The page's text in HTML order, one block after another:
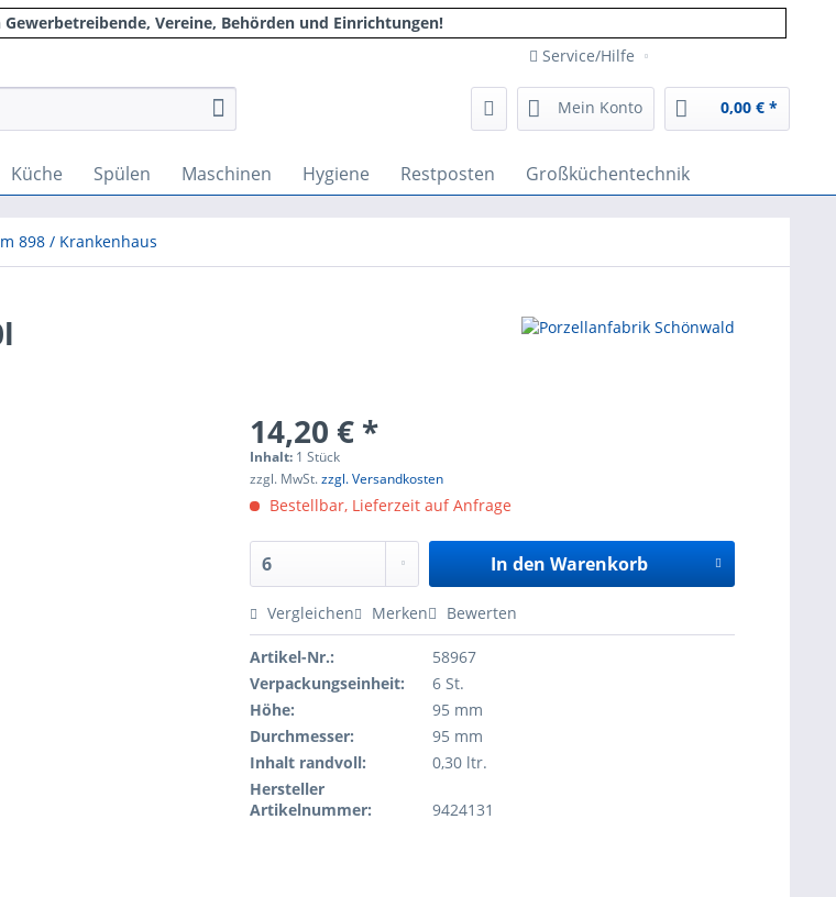
Vereine, Behörden und Einrichtungen!
Service/Hilfe
Mein Konto 0,00 € *
Küche Spülen Maschinen Hygiene Restposten Großküchentechnik
898 / Krankenhaus
14,20 € *
Inhalt: 1 Stück
zzgl. MwSt.zzgl. Versandkosten
Bestellbar, Lieferzeit auf Anfrage
In den Warenkorb
Vergleichen Merken Bewerten
Artikel-Nr.:
58967
Verpackungseinheit:
6 St.
Höhe:
95 mm
Durchmesser:
95 mm
Inhalt randvoll:
0,30 ltr.
Hersteller
Artikelnummer:
9424131